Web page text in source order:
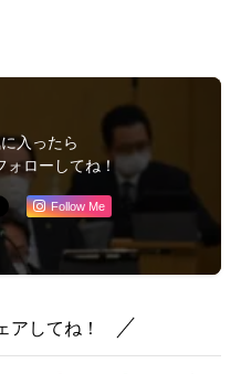
入ったら
ォローしてね！
Follow Me
アしてね！